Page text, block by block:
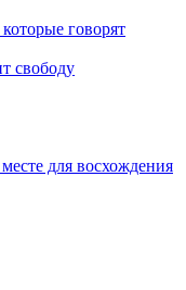
говорят
свободу
для восхождения